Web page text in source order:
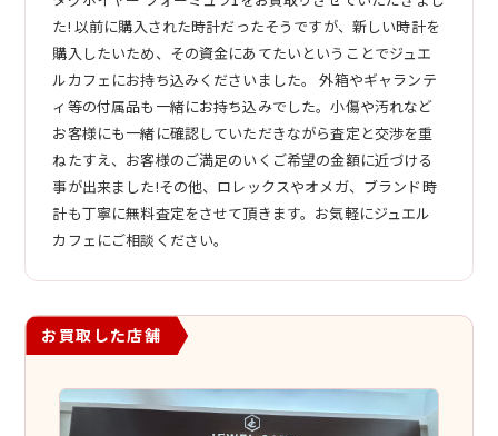
た! 以前に購入された時計だったそうですが、新しい時計を
購入したいため、その資金にあてたいということでジュエ
ルカフェにお持ち込みくださいました。 外箱やギャランテ
ィ等の付属品も一緒にお持ち込みでした。小傷や汚れなど
お客様にも一緒に確認していただきながら査定と交渉を重
ねたすえ、お客様のご満足のいくご希望の金額に近づける
事が出来ました!その他、ロレックスやオメガ、ブランド時
計も丁寧に無料査定をさせて頂きます。お気軽にジュエル
カフェにご相談ください。
お買取した店舗